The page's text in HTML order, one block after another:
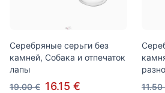
Серебряные серьги без
камней, Собака и отпечаток
лапы
19.00 € 16.15 €
11.50